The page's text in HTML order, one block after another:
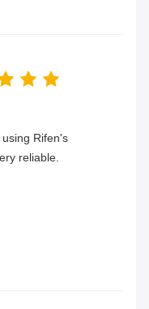
Rifen's
reliable.